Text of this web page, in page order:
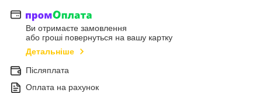
Ви отримаєте замовлення
або гроші повернуться на вашу картку
Детальніше
Післяплата
Оплата на рахунок